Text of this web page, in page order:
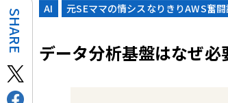
AI 元SEママの情シスなりきりAWS奮
データ分析基盤はなぜ必
SHARE